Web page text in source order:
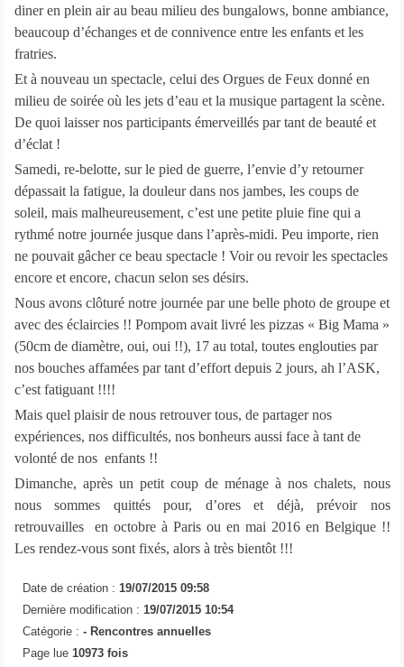
diner en plein air au beau milieu des bungalows, bonne ambiance,
beaucoup d’échanges et de connivence entre les enfants et les
fratries.
Et à nouveau un spectacle, celui des Orgues de Feux donné en
milieu de soirée où les jets d’eau et la musique partagent la scène.
De quoi laisser nos participants émerveillés par tant de beauté et
d’éclat !
Samedi, re-belotte, sur le pied de guerre, l’envie d’y retourner
dépassait la fatigue, la douleur dans nos jambes, les coups de
soleil, mais malheureusement, c’est une petite pluie fine qui a
rythmé notre journée jusque dans l’après-midi. Peu importe, rien
ne pouvait gâcher ce beau spectacle ! Voir ou revoir les spectacles
encore et encore, chacun selon ses désirs.
Nous avons clôturé notre journée par une belle photo de groupe et
avec des éclaircies !! Pompom avait livré les pizzas « Big Mama »
(50cm de diamètre, oui, oui !!), 17 au total, toutes englouties par
nos bouches affamées par tant d’effort depuis 2 jours, ah l’ASK,
c’est fatiguant !!!!
Mais quel plaisir de nous retrouver tous, de partager nos
expériences, nos difficultés, nos bonheurs aussi face à tant de
volonté de nos enfants !!
Dimanche, après un petit coup de ménage à nos chalets, nous
nous sommes quittés pour, d’ores et déjà, prévoir nos
retrouvailles en octobre à Paris ou en mai 2016 en Belgique !!
Les rendez-vous sont fixés, alors à très bientôt !!!
Date de création : 19/07/2015 09:58
Dernière modification : 19/07/2015 10:54
Catégorie : - Rencontres annuelles
Page lue 10973 fois